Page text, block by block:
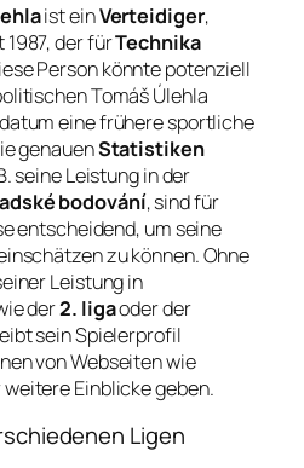
ist einVerteidiger,
1987, der fürTechnika
Person könnte potenziell
Tomáš Úlehla
eine frühere sportliche
genauenStatistiken
seine Leistung in der
bodování, sind für
entscheidend, um seine
zu können. Ohne
Leistung in
der2. ligaoder der
sein Spielerprofil
von Webseiten wie
Einblicke geben.
Ligen